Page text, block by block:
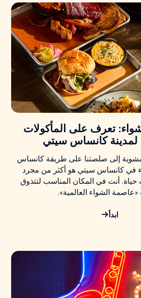
تعرف على المأكولات
لمدينة كانساس سيتي
إلى صلصتنا على طريقة كانساس
في كانساس سيتي هو أكثر من مجرد
أنت في المكان المناسب لتتذوق
الشواء العالمية».
ابدأ